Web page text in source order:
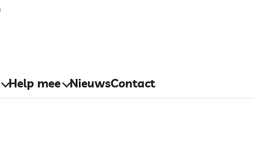
Help mee NieuwsContact